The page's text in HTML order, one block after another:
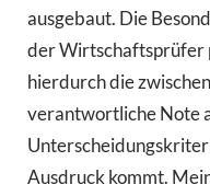
ausgebaut. Die
der Wirtschaftsprüfer
hierdurch die
verantwortliche Note
Ausdruck kommt.